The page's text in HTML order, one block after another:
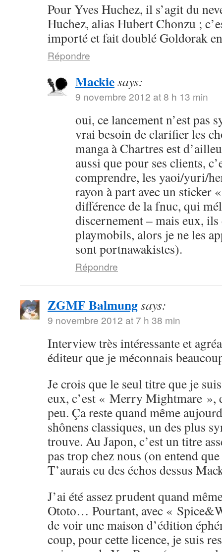
Pour Yves Huchez, il s’agit du
Huchez, alias Hubert Chonzu ;
importé et fait doublé Goldorak
Répondre
Mackiesays:
9 novembre 2012 at 8 h 13 min
oui, ce lancement n’est pas
vrai besoin de clarifier les
manga à Chartres est
aussi que pour ses clients,
comprendre, les yaoi/yuri/
rayon à part avec un sticker
différence de la fnuc, qui
discernement – mais eux, ils
playmobils, alors je ne les
sont portnawakistes).
Répondre
ZGMF Balmungsays:
9 novembre 2012 at 7 h 38 min
Interview très intéressante et
éditeur que je méconnais
Je crois que le seul titre que je
eux, c’est « Merry Mightmare »,
peu. Ça reste quand même
shônens classiques, un des plus
trouve. Au Japon, c’est un titre
pas trop chez nous (on entend
T’aurais eu des échos dessus
J’ai été assez prudent quand
Ototo… Pourtant, avec «
de voir une maison d’édition
coup, pour cette licence, je suis